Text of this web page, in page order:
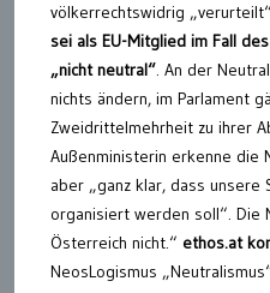
völkerrechtswidrig
sei als EU-Mitglied im Fall
„nicht neutral“. An der
nichts ändern, im Parlament
Zweidrittelmehrheit zu ihrer
Außenministerin erkenne die
aber „ganz klar, dass unsere
organisiert werden soll“. Die
Österreich nicht.“ ethos.at
NeosLogismus